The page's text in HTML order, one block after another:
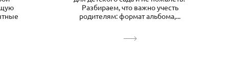
Разбираем, что важно учесть
родителям: формат альбома,...